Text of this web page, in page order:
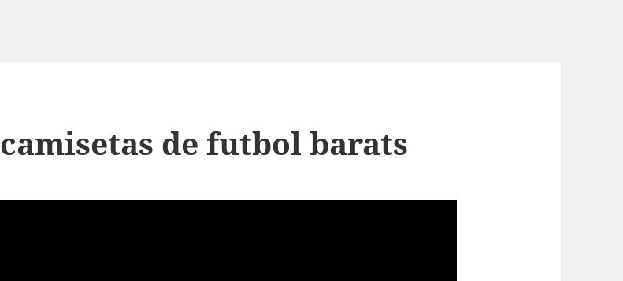
camisetas de futbol barats